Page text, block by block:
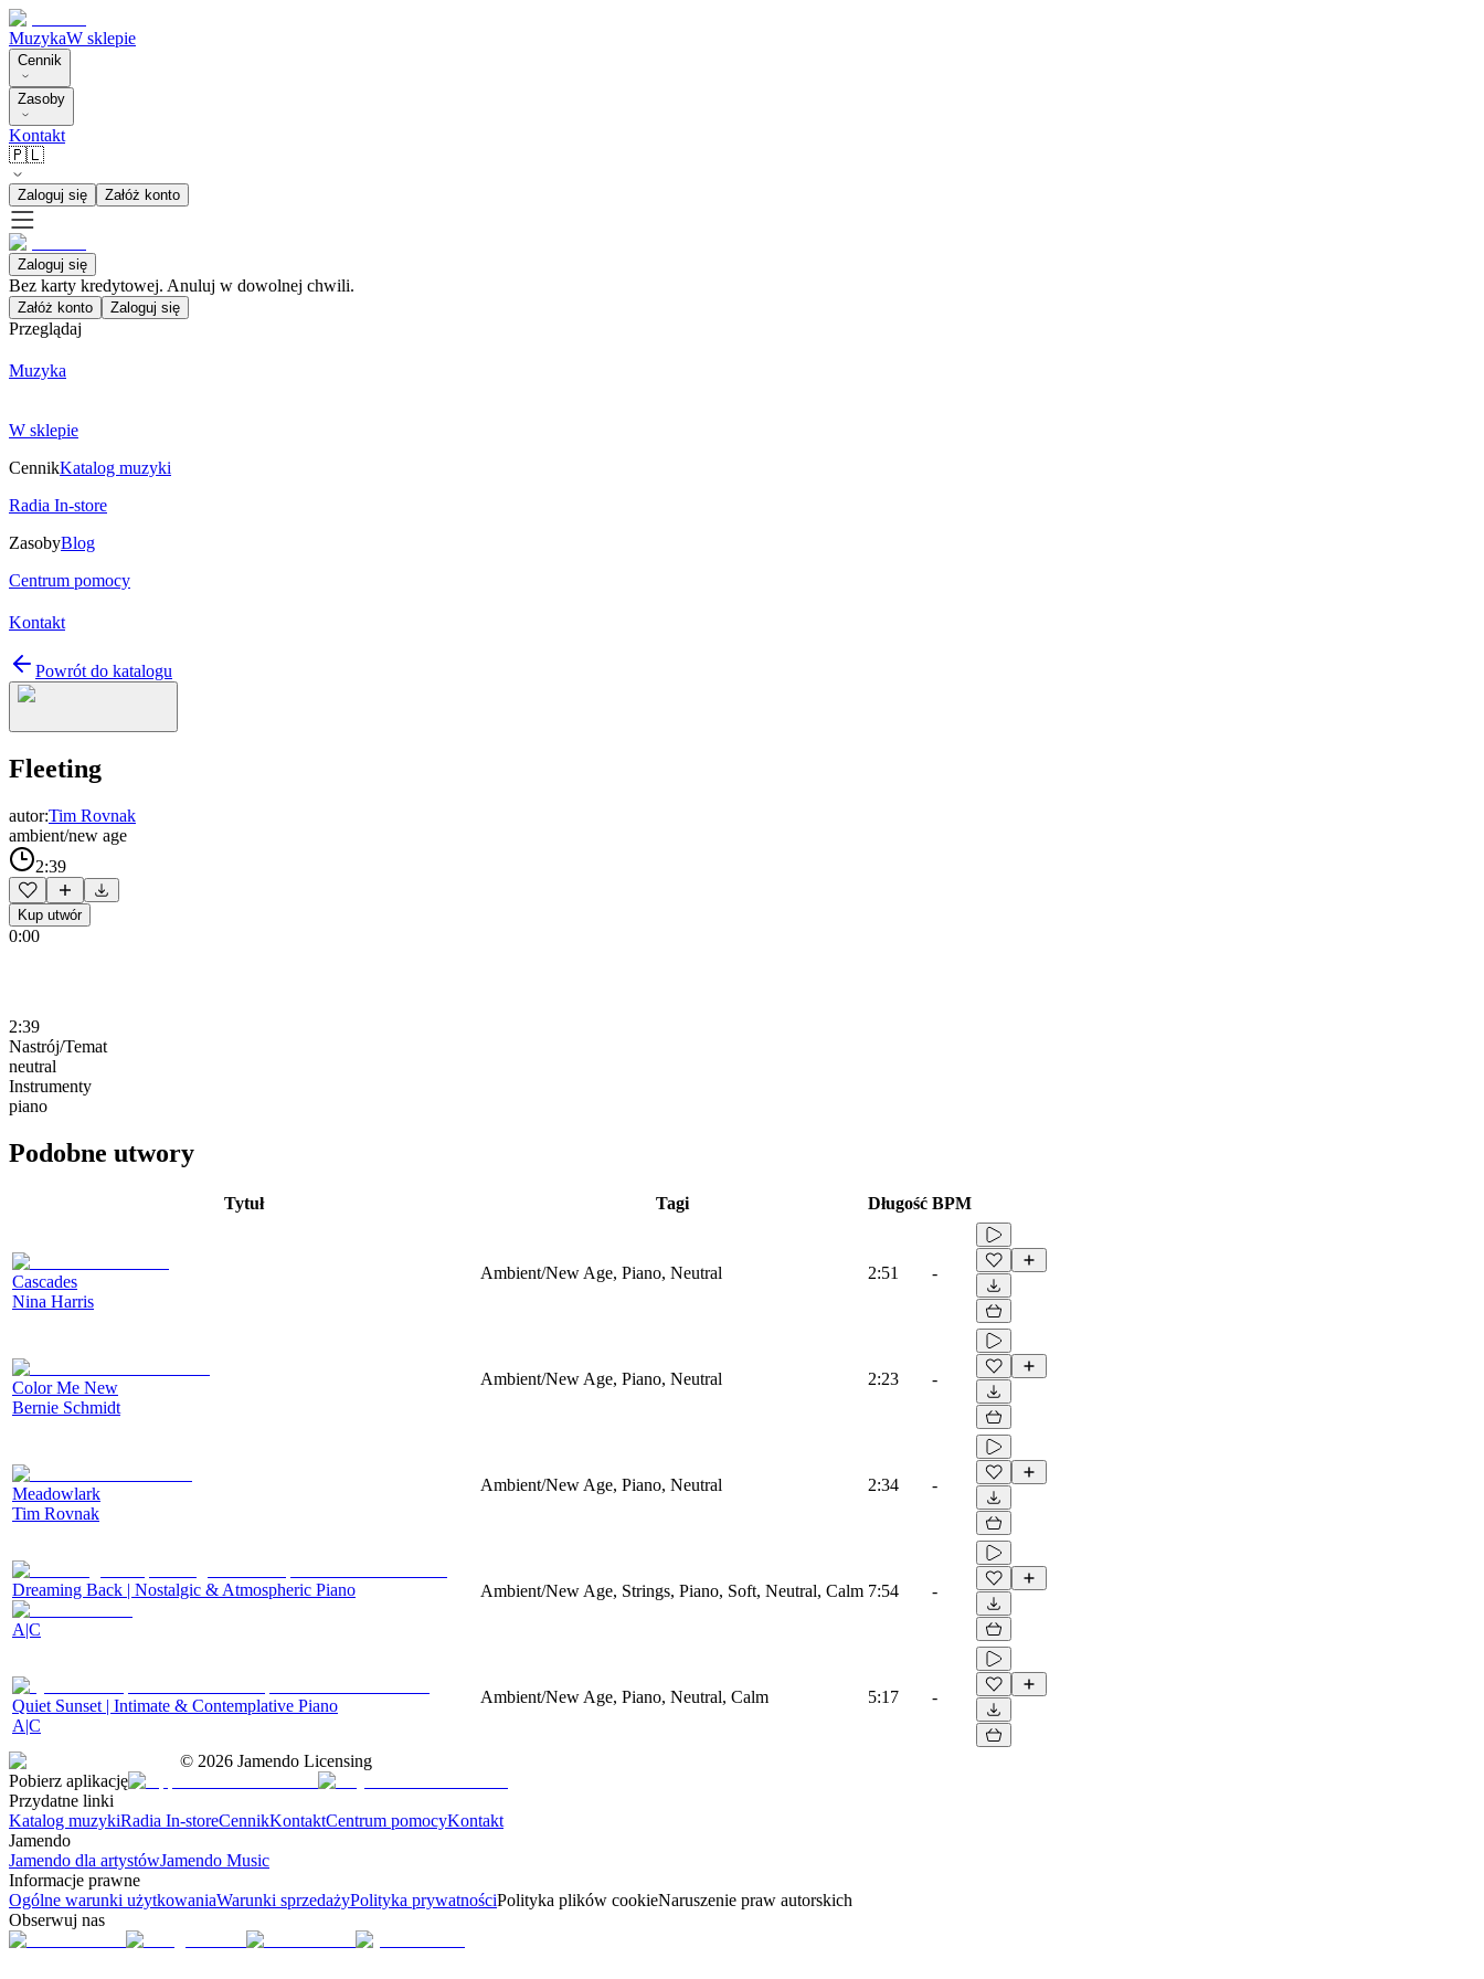
MuzykaW sklepie
Cennik
Zasoby
Kontakt
🇵🇱
Zaloguj się Załóż konto
Zaloguj się
Bez karty kredytowej. Anuluj w dowolnej chwili.
Załóż konto Zaloguj się
Przeglądaj
Muzyka
W sklepie
CennikKatalog muzyki
Radia In-store
ZasobyBlog
Centrum pomocy
Kontakt
Powrót do katalogu
Fleeting
autor:Tim Rovnak
ambient/new age
2:39
Kup utwór
0:00
2:39
Nastrój/Temat
neutral
Instrumenty
piano
Podobne utwory
Tytuł Tagi Długość BPM
Cascades
Nina Harris
Ambient/New Age, Piano, Neutral 2:51 -
Color Me New
Bernie Schmidt
Ambient/New Age, Piano, Neutral 2:23 -
Meadowlark
Tim Rovnak
Ambient/New Age, Piano, Neutral 2:34 -
Dreaming Back | Nostalgic & Atmospheric Piano
A|C
Ambient/New Age, Strings, Piano, Soft, Neutral, Calm 7:54 -
Quiet Sunset | Intimate & Contemplative Piano
A|C
Ambient/New Age, Piano, Neutral, Calm 5:17 -
© 2026 Jamendo Licensing
Pobierz aplikację
Przydatne linki
Katalog muzykiRadia In-storeCennikKontaktCentrum pomocyKontakt
Jamendo
Jamendo dla artystówJamendo Music
Informacje prawne
Ogólne warunki użytkowaniaWarunki sprzedażyPolityka prywatnościPolityka plików cookieNaruszenie praw autorskich
Obserwuj nas